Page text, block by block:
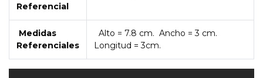
Referencial
Medidas
Referenciales
Alto = 7.8 cm. Ancho = 3 cm.
Longitud = 3cm.